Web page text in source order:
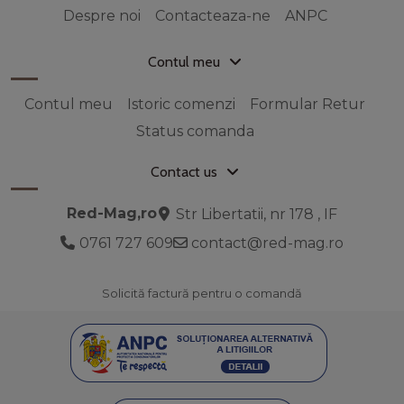
Despre noi Contacteaza-ne ANPC
Contul meu
Contul meu Istoric comenzi
Formular Retur
Status comanda
Contact us
Red-Mag,ro
Str Libertatii, nr 178 , IF
0761 727 609
contact@red-mag.ro
Solicită factură pentru o comandă